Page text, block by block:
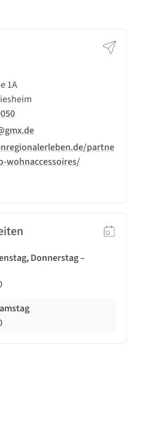
1A
partne
wohnaccessoires/
Donnerstag –